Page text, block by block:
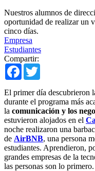
Nuestros alumnos de
oportunidad de realizar un
cinco días.
Empresa
Estudiantes
Compartir:
Facebook
El primer día descubrieron
durante el programa más
la comunicación y los
estuvieron alojados en el
noche realizaron una
de AirBNB, una persona
estudiantes. Aprendieron,
grandes empresas de la
las personas son lo primero.